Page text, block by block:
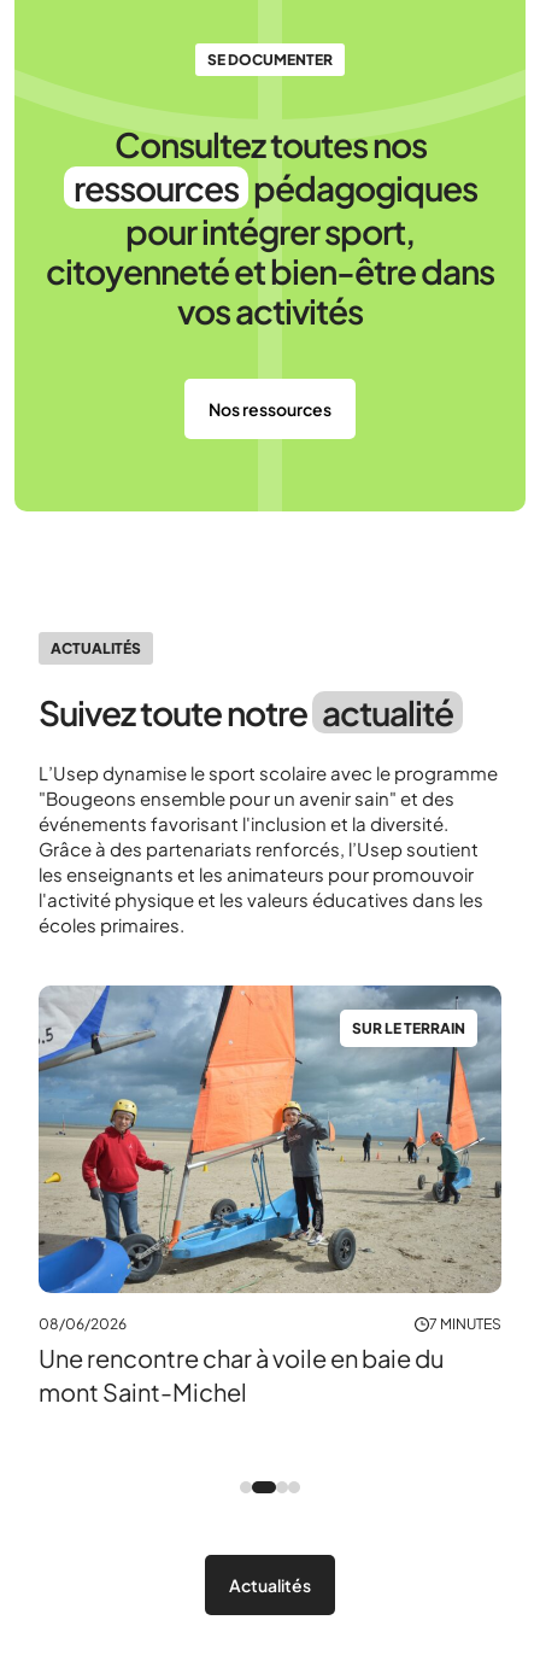
SE DOCUMENTER
Consultez toutes nos
ressources pédagogiques
pour intégrer sport,
citoyenneté et bien-être dans
vos activités
Nos ressources
ACTUALITÉS
Suivez toute notre actualité
L’Usep dynamise le sport scolaire avec le programme
"Bougeons ensemble pour un avenir sain" et des
événements favorisant l'inclusion et la diversité.
Grâce à des partenariats renforcés, l’Usep soutient
les enseignants et les animateurs pour promouvoir
l'activité physique et les valeurs éducatives dans les
écoles primaires.
SUR LE TERRAIN
08/06/2026 7 MINUTES
Une rencontre char à voile en baie du
mont Saint-Michel
Actualités